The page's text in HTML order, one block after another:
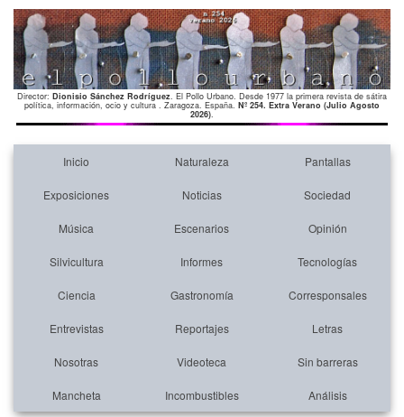
Director: Dionisio Sánchez Rodríguez. El Pollo Urbano. Desde 1977 la primera revista de sátira
política, información, ocio y cultura . Zaragoza. España. Nº 254. Extra Verano (Julio Agosto
2026).
Inicio Naturaleza Pantallas
Exposiciones Noticias Sociedad
Música Escenarios Opinión
Silvicultura Informes Tecnologías
Ciencia Gastronomía Corresponsales
Entrevistas Reportajes Letras
Nosotras Videoteca Sin barreras
Mancheta Incombustibles Análisis